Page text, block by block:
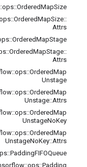
::ops::OrderedMapSize
::OrderedMapSize::
Attrs
::OrderedMapStage
::OrderedMapStage::
Attrs
::ops::OrderedMap
Unstage
::ops::OrderedMap
Unstage::Attrs
::ops::OrderedMap
UnstageNoKey
::ops::OrderedMap
UnstageNoKey::Attrs
::PaddingFIFOQueue
::ops::Padding